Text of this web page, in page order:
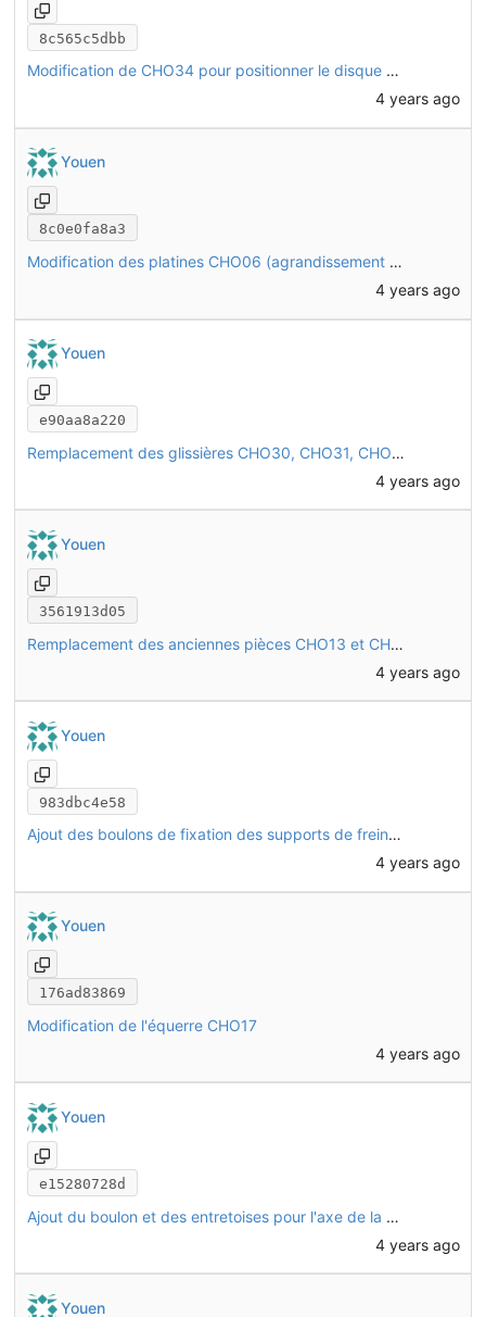
8c565c5dbb
Modification de CHO34 pour positionner le disque de frein à 2.5mm du fond de l'étrier
4 years ago
Youen
8c0e0fa8a3
Modification des platines CHO06 (agrandissement des trous, suppression du rabat qui gêne le montage)
4 years ago
Youen
e90aa8a220
Remplacement des glissières CHO30, CHO31, CHO32 et CHO33 par les modélisations natives FreeCAD
4 years ago
Youen
3561913d05
Remplacement des anciennes pièces CHO13 et CHO14 par celles modélisées dans FreeCAD
4 years ago
Youen
983dbc4e58
Ajout des boulons de fixation des supports de freins avant
4 years ago
Youen
176ad83869
Modification de l'équerre CHO17
4 years ago
Youen
e15280728d
Ajout du boulon et des entretoises pour l'axe de la potence
4 years ago
Youen